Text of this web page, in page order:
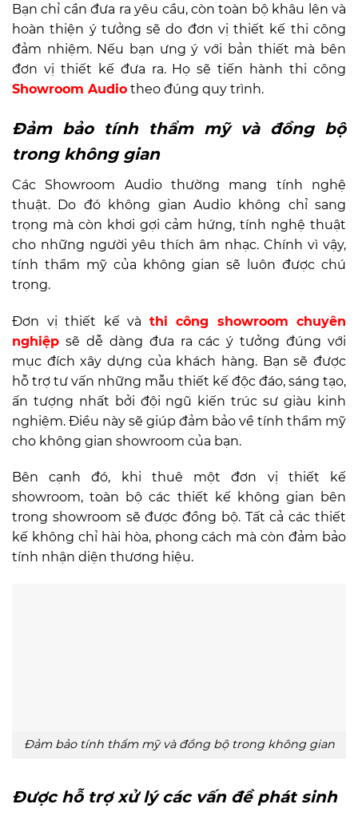
Bạn chỉ cần đưa ra yêu cầu, còn toàn bộ khâu lên và
hoàn thiện ý tưởng sẽ do đơn vị thiết kế thi công
đảm nhiệm. Nếu bạn ưng ý với bản thiết mà bên
đơn vị thiết kế đưa ra. Họ sẽ tiến hành thi công
Showroom Audio theo đúng quy trình.
Đảm bảo tính thẩm mỹ và đồng bộ
trong không gian
Các Showroom Audiothường mang tính nghệ
thuật. Do đó không gian Audio không chỉ sang
trọng mà còn khơi gợi cảm hứng, tính nghệ thuật
cho những người yêu thích âm nhạc. Chính vì vậy,
tính thẩm mỹ của không gian sẽ luôn được chú
trọng.
Đơn vị thiết kế và thi công showroom chuyên
nghiệp sẽ dễ dàng đưa ra các ý tưởng đúng với
mục đích xây dựng của khách hàng. Bạn sẽ được
hỗ trợ tư vấn những mẫu thiết kế độc đáo, sáng tạo,
ấn tượng nhất bởi đội ngũ kiến trúc sư giàu kinh
nghiệm. Điều này sẽ giúp đảm bảo về tính thẩm mỹ
cho không gian showroom của bạn.
Bên cạnh đó, khi thuê một đơn vị thiết kế
showroom, toàn bộ các thiết kế không gian bên
trong showroom sẽ được đồng bộ. Tất cả các thiết
kế không chỉ hài hòa, phong cách mà còn đảm bảo
tính nhận diện thương hiệu.
Đảm bảo tính thẩm mỹ và đồng bộ trong không gian
Được hỗ trợ xử lý các vấn đề phát sinh